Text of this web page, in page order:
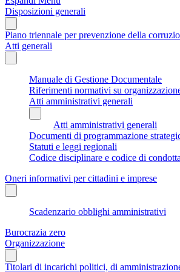
Disposizioni generali
Piano triennale per prevenzione della
Atti generali
Manuale di Gestione Documentale
Riferimenti normativi su
Atti amministrativi generali
Atti amministrativi generali
Documenti di programmazione
Statuti e leggi regionali
Codice disciplinare e codice di condotta
Oneri informativi per cittadini e imprese
Scadenzario obblighi amministrativi
Burocrazia zero
Organizzazione
Titolari di incarichi politici, di